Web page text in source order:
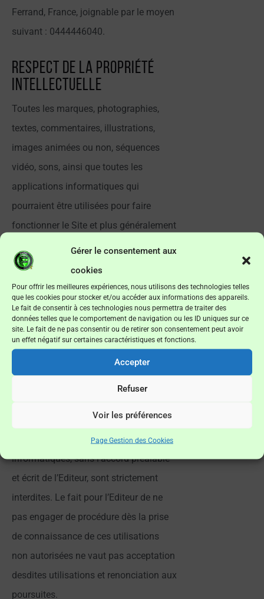
Gérer le consentement aux
cookies
Pour offrir les meilleures expériences, nous utilisons des technologies telles
que les cookies pour stocker et/ou accéder aux informations des appareils.
Le fait de consentir à ces technologies nous permettra de traiter des
données telles que le comportement de navigation ou les ID uniques sur ce
site. Le fait de ne pas consentir ou de retirer son consentement peut avoir
un effet négatif sur certaines caractéristiques et fonctions.
Accepter
Refuser
Voir les préférences
Page Gestion des Cookies
Ferrand, France, joignable par le moyen
suivant : 0444446040.
Respect de la propriété
intellectuelle
Toutes les marques, photographies,
textes, commentaires, illustrations,
images animées ou non, séquences
vidéo, sons, ainsi que toutes les
applications informatiques qui
pourraient être utilisées pour faire
fonctionner le Site et plus généralement
tous les éléments reproduits ou utilisés
sur le Site sont protégés par les lois en
vigueur au titre de la propriété
intellectuelle.
Ils sont la propriété pleine et entière de
l’Editeur ou de ses partenaires, sauf
mentions particulières. Toute
reproduction, représentation, utilisation
ou adaptation, sous quelque forme que
ce soit, de tout ou partie de ces
éléments, y compris les applications
informatiques, sans l’accord préalable
et écrit de l’Editeur, sont strictement
interdites. Le fait pour l’Editeur de ne
pas engager de procédure dès la prise
de connaissance de ces utilisations
non autorisées ne vaut pas acceptation
desdites utilisations et renonciation aux
poursuites.